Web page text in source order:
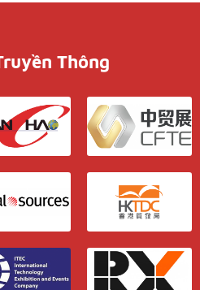
Thông